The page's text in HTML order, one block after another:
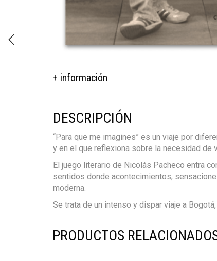
+ información
DESCRIPCIÓN
“Para que me imagines” es un viaje por
y en el que reflexiona sobre la necesidad de
El juego literario de Nicolás Pacheco entra
sentidos donde acontecimientos,
moderna.
Se trata de un intenso y dispar viaje a
PRODUCTOS